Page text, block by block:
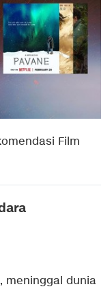
Film
meninggal dunia